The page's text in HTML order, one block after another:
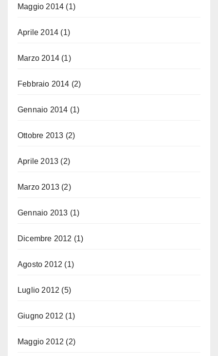
Maggio 2014 (1)
Aprile 2014 (1)
Marzo 2014 (1)
Febbraio 2014 (2)
Gennaio 2014 (1)
Ottobre 2013 (2)
Aprile 2013 (2)
Marzo 2013 (2)
Gennaio 2013 (1)
Dicembre 2012 (1)
Agosto 2012 (1)
Luglio 2012 (5)
Giugno 2012 (1)
Maggio 2012 (2)